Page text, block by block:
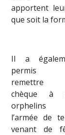
apportent
que soit la
Il a
permis
remettre
chèque à
orphelins
l’armée de
venant de